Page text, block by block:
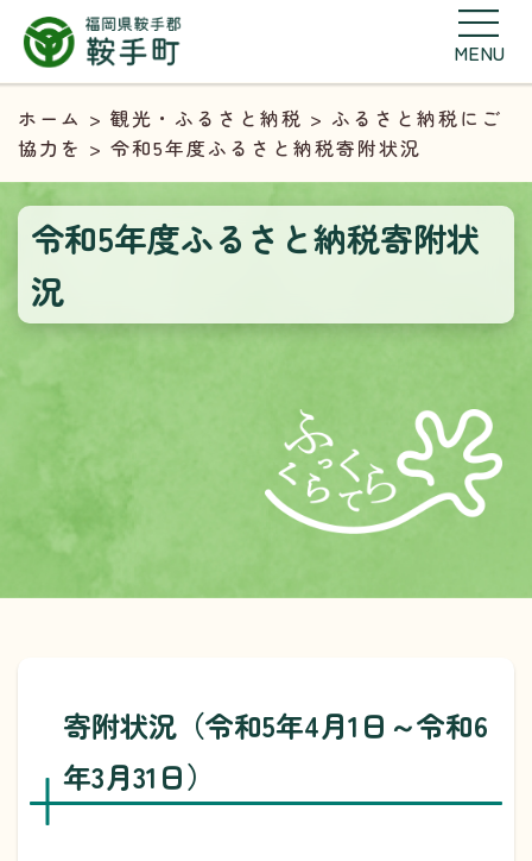
MENU
ホーム > 観光・ふるさと納税 > ふるさと納税にご
協力を > 令和5年度ふるさと納税寄附状況
令和5年度ふるさと納税寄附状
況
寄附状況（令和5年4月1日～令和6
年3月31日）